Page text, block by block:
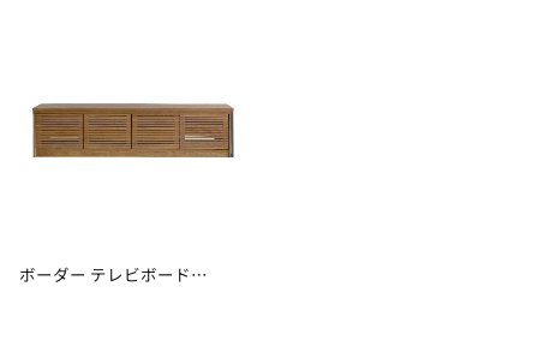
ボーダー テレビボード